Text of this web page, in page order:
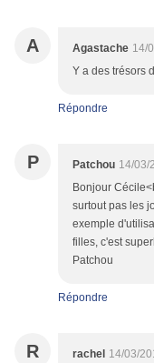
A Agastache 14/
Y a des trésors
Répondre
P Patchou 14/03/
Bonjour
surtout pas les
exemple
filles, c'est
Patchou
Répondre
R rachel 14/03/